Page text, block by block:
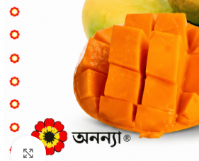
Click to enlarge